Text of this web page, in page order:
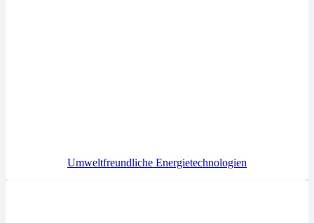
Umweltfreundliche Energietechnologien